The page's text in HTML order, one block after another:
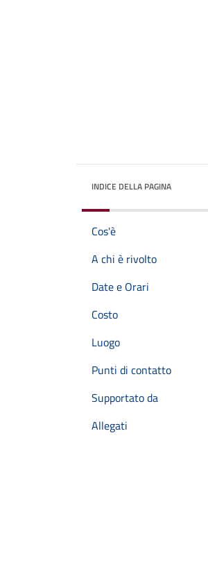
INDICE DELLA PAGINA
Cos'è
A chi è rivolto
Date e Orari
Costo
Luogo
Punti di contatto
Supportato da
Allegati